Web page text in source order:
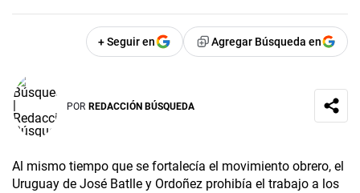
+ Seguir en Agregar Búsqueda en
POR REDACCIÓN BÚSQUEDA
Al mismo tiempo que se fortalecía el movimiento obrero, el
Uruguay de José Batlle y Ordoñez prohibía el trabajo a los